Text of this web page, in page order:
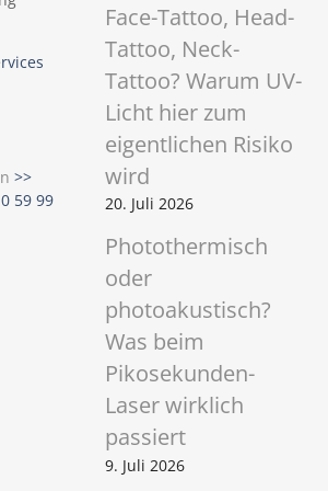
>>
59 99
Face-Tattoo, Head-
Tattoo, Neck-
Tattoo? Warum UV-
Licht hier zum
eigentlichen Risiko
wird
20. Juli 2026
Photothermisch
oder
photoakustisch?
Was beim
Pikosekunden-
Laser wirklich
passiert
9. Juli 2026